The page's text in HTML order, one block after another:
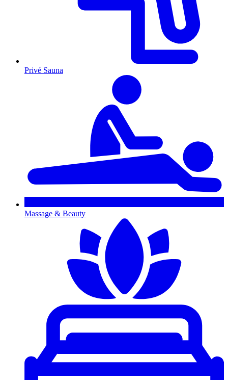
Privé Sauna
Massage & Beauty